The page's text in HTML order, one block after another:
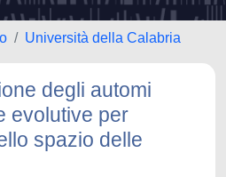
Università della Calabria
degli automi
evolutive per
spazio delle